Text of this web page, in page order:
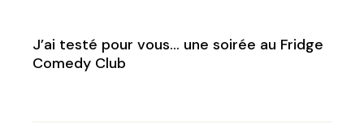
J’ai testé pour vous… une soirée au Fridge
Comedy Club